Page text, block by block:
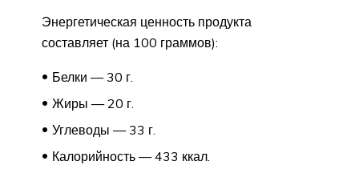
Энергетическая ценность продукта
составляет (на 100 граммов):
Белки — 30 г.
Жиры — 20 г.
Углеводы — 33 г.
Калорийность — 433 ккал.